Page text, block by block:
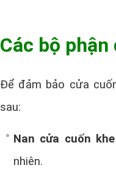
Các bộ
Để đảm bảo cửa
sau:
Nan cửa cuốn
nhiên.